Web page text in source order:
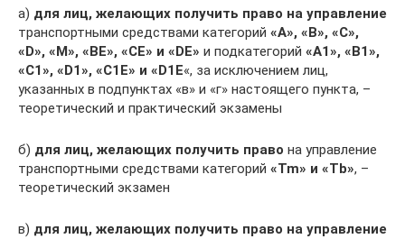
а) для лиц, желающих получить право на управление
транспортными средствами категорий «А», «В», «С»,
«D», «М», «ВЕ», «СЕ» и «DE» и подкатегорий «А1», «В1»,
«С1», «D1», «С1Е» и «D1E«, за исключением лиц,
указанных в подпунктах «в» и «г» настоящего пункта, –
теоретический и практический экзамены
б) для лиц, желающих получить право на управление
транспортными средствами категорий «Tm» и «Tb», –
теоретический экзамен
в) для лиц, желающих получить право на управление